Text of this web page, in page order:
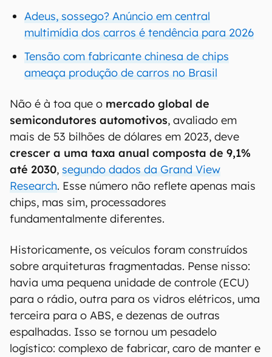
Adeus, sossego? Anúncio em central
multimídia dos carros é tendência para 2026
Tensão com fabricante chinesa de chips
ameaça produção de carros no Brasil
Não é à toa que o mercado global de
semicondutores automotivos, avaliado em
mais de 53 bilhões de dólares em 2023, deve
crescer a uma taxa anual composta de 9,1%
até 2030, segundo dados da Grand View
Research. Esse número não reflete apenas mais
chips, mas sim, processadores
fundamentalmente diferentes.
Historicamente, os veículos foram construídos
sobre arquiteturas fragmentadas. Pense nisso:
havia uma pequena unidade de controle (ECU)
para o rádio, outra para os vidros elétricos, uma
terceira para o ABS, e dezenas de outras
espalhadas. Isso se tornou um pesadelo
logístico: complexo de fabricar, caro de manter e